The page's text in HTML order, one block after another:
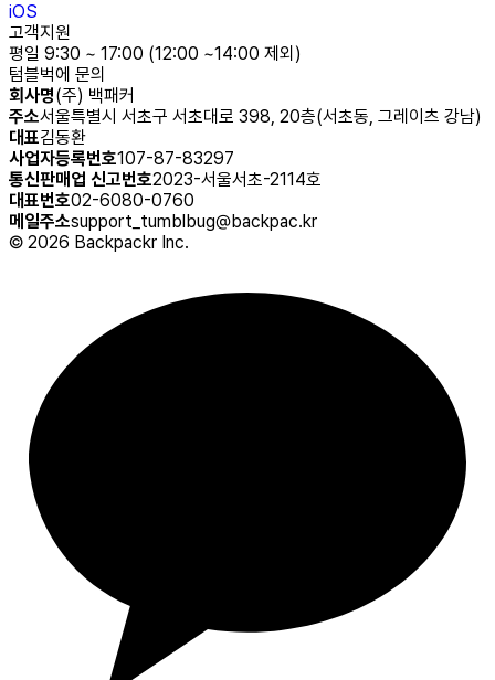
iOS
고객지원
평일 9:30 ~ 17:00 (12:00 ~14:00 제외)
텀블벅에 문의
회사명(주) 백패커
주소서울특별시 서초구 서초대로 398, 20층(서초동, 그레이츠 강남)
대표김동환
사업자등록번호107-87-83297
통신판매업 신고번호2023-서울서초-2114호
대표번호02-6080-0760
메일주소support_tumblbug@backpac.kr
© 2026 Backpackr Inc.